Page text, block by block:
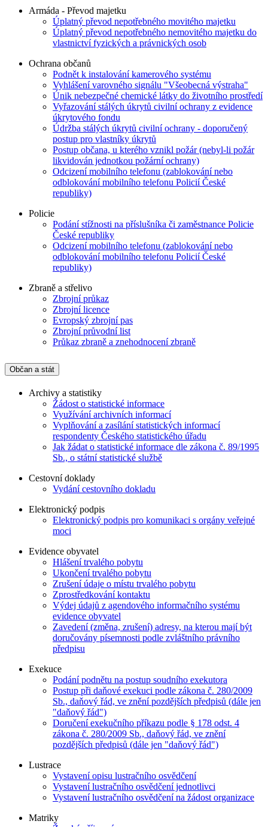
Armáda - Převod majetku
Úplatný převod nepotřebného movitého majetku
Úplatný převod nepotřebného nemovitého majetku do
vlastnictví fyzických a právnických osob
Ochrana občanů
Podnět k instalování kamerového systému
Vyhlášení varovného signálu "Všeobecná výstraha"
Únik nebezpečné chemické látky do životního prostředí
Vyřazování stálých úkrytů civilní ochrany z evidence
úkrytového fondu
Údržba stálých úkrytů civilní ochrany - doporučený
postup pro vlastníky úkrytů
Postup občana, u kterého vznikl požár (nebyl-li požár
likvidován jednotkou požární ochrany)
Odcizení mobilního telefonu (zablokování nebo
odblokování mobilního telefonu Policií České
republiky)
Policie
Podání stížnosti na příslušníka či zaměstnance Policie
České republiky
Odcizení mobilního telefonu (zablokování nebo
odblokování mobilního telefonu Policií České
republiky)
Zbraně a střelivo
Zbrojní průkaz
Zbrojní licence
Evropský zbrojní pas
Zbrojní průvodní list
Průkaz zbraně a znehodnocení zbraně
Občan a stát
Archivy a statistiky
Žádost o statistické informace
Využívání archivních informací
Vyplňování a zasílání statistických informací
respondenty Českého statistického úřadu
Jak žádat o statistické informace dle zákona č. 89/1995
Sb., o státní statistické službě
Cestovní doklady
Vydání cestovního dokladu
Elektronický podpis
Elektronický podpis pro komunikaci s orgány veřejné
moci
Evidence obyvatel
Hlášení trvalého pobytu
Ukončení trvalého pobytu
Zrušení údaje o místu trvalého pobytu
Zprostředkování kontaktu
Výdej údajů z agendového informačního systému
evidence obyvatel
Zavedení (změna, zrušení) adresy, na kterou mají být
doručovány písemnosti podle zvláštního právního
předpisu
Exekuce
Podání podnětu na postup soudního exekutora
Postup při daňové exekuci podle zákona č. 280/2009
Sb., daňový řád, ve znění pozdějších předpisů (dále jen
"daňový řád")
Doručení exekučního příkazu podle § 178 odst. 4
zákona č. 280/2009 Sb., daňový řád, ve znění
pozdějších předpisů (dále jen "daňový řád")
Lustrace
Vystavení opisu lustračního osvědčení
Vystavení lustračního osvědčení jednotlivci
Vystavení lustračního osvědčení na žádost organizace
Matriky